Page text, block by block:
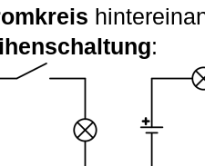
: